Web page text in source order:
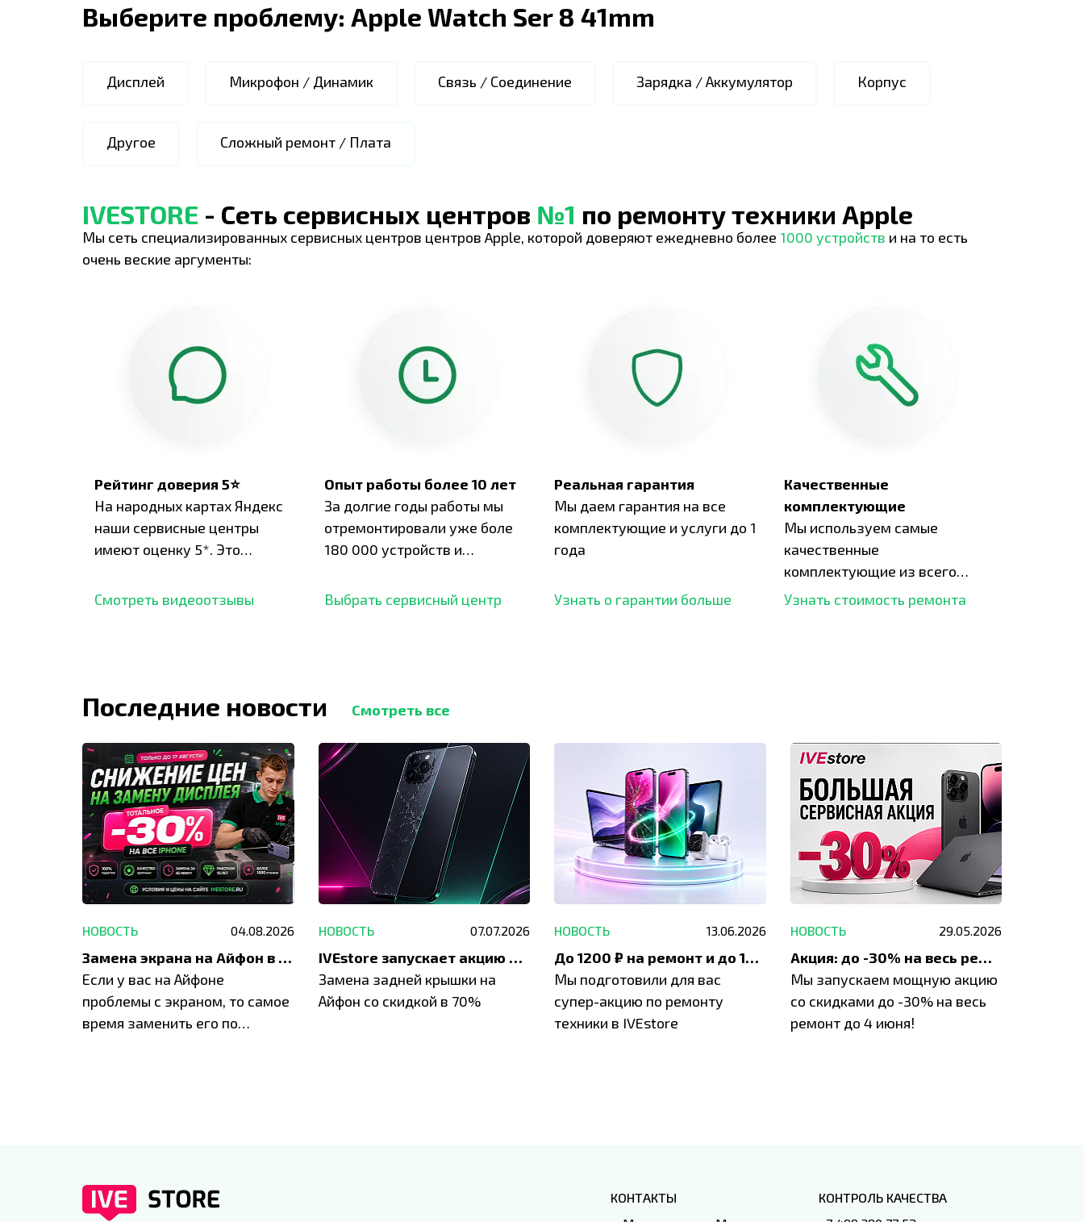
Выберите проблему: Apple Watch Ser 8 41mm
Дисплей Микрофон / Динамик Связь / Соединение Зарядка / Аккумулятор Корпус
Другое Сложный ремонт / Плата
IVESTORE - Сеть сервисных центров №1 по ремонту техники Apple
Мы сеть специализированных сервисных центров центров Apple, которой доверяют ежедневно более 1000 устройств и на то есть
очень веские аргументы:
Рейтинг доверия 5⭐
На народных картах Яндекс
наши сервисные центры
имеют оценку 5*. Это
отзывов,
Смотреть видеоотзывы
Опыт работы более 10 лет
За долгие годы работы мы
отремонтировали уже боле
180 000 устройств и
опыт.
Выбрать сервисный центр
Реальная гарантия
Мы даем гарантия на все
комплектующие и услуги до 1
года
Узнать о гарантии больше
Качественные
комплектующие
Мы используем самые
качественные
комплектующие из всего
рынка и используем самое
Узнать стоимость ремонта
Последние новости Смотреть все
НОВОСТЬ 04.08.2026
Замена экрана на Айфон в Москве и Балашихе
Если у вас на Айфоне
проблемы с экраном, то самое
время заменить его по
НОВОСТЬ 07.07.2026
IVEstore запускает акцию на замену заднего стекла
Замена задней крышки на
Айфон со скидкой в 70%
НОВОСТЬ 13.06.2026
До 1200 ₽ на ремонт и до 1500 ₽ на покупку техники Apple
Мы подготовили для вас
супер-акцию по ремонту
техники в IVEstore
НОВОСТЬ 29.05.2026
Акция: до -30% на весь ремонт техники Apple
Мы запускаем мощную акцию
со скидками до -30% на весь
ремонт до 4 июня!
КОНТАКТЫ
КОНТРОЛЬ КАЧЕСТВА